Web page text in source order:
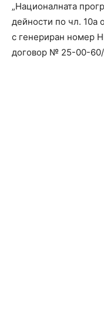
„Националната
дейности по чл. 10а
с генериран
договор № 25-00-60/